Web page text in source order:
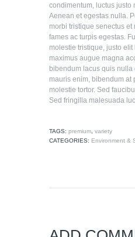
condimentum, luctus justo
Aenean et egestas nulla.
morbi tristique senectus et
fames ac turpis egestas.
molestie tristique, justo
maximus augue magna
bibendum lacus quis
mauris enim, bibendum at
molestie tortor. Sed
Sed fringilla malesuada
TAGS: premium variety
CATEGORIES: Environment &